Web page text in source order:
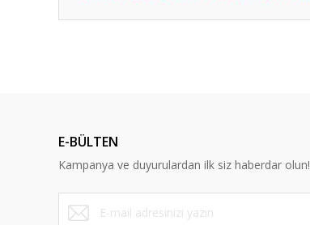
Ürün bilgilerinde hatalar bulunuyor.
Ürün fiyatı diğer sitelerden daha pahalı.
Bu ürüne benzer farklı alternatifler olmalı.
E-BÜLTEN
Kampanya ve duyurulardan ilk siz haberdar olun!